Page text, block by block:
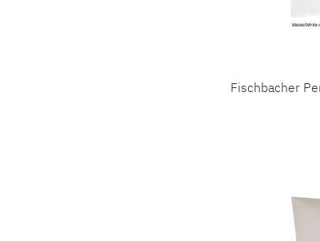
Fischbacher